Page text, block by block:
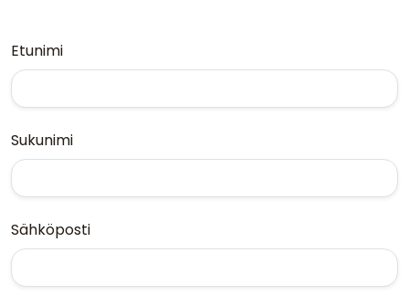
Etunimi
Sukunimi
Sähköposti